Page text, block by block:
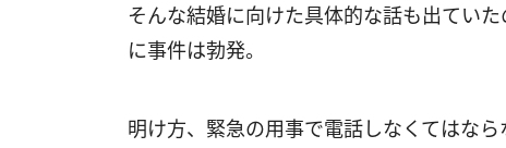
そんな結婚に向けた具体的な話も出てい
に事件は勃発。
明け方、緊急の用事で電話しなくてはな